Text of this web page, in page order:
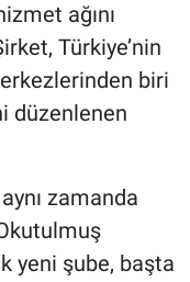
ağını
Türkiye’nin
biri
düzenlenen
zamanda
yeni şube, başta